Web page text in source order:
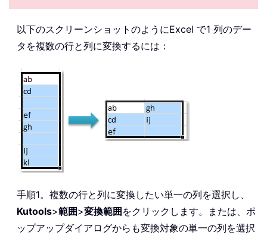
以下のスクリーンショットのようにExcel で1 列のデー
タを複数の行と列に変換するには：
手順1。複数の行と列に変換したい単一の列を選択し、
Kutools>範囲>変換範囲 をクリックします。または、ポ
ップアップダイアログからも変換対象の単一の列を選択